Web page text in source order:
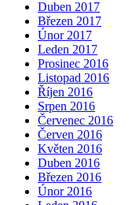
Duben 2017
Březen 2017
Únor 2017
Leden 2017
Prosinec 2016
Listopad 2016
Říjen 2016
Srpen 2016
Červenec 2016
Červen 2016
Květen 2016
Duben 2016
Březen 2016
Únor 2016